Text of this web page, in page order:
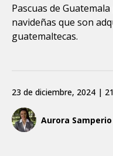
Pascuas de
navideñas que son
guatemaltecas.
Aurora Samperio
23 de diciembre, 2024 |